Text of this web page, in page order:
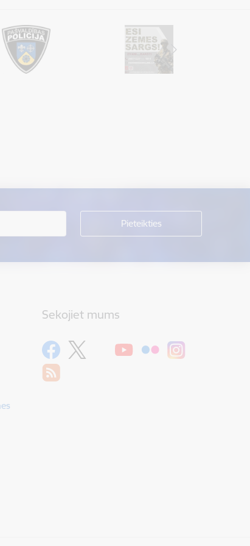
Sekojiet mums